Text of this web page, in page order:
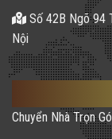
Số 42B Ngõ 94
Nội
Chuyển Nhà Trọn